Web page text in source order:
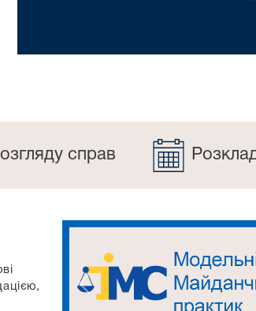
справ
Попередній